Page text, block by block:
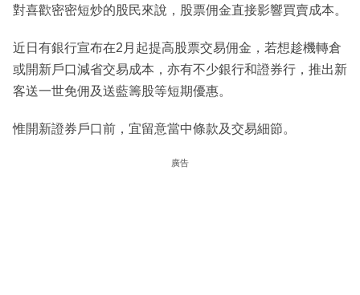
對喜歡密密短炒的股民來說，股票佣金直接影響買賣成本。
近日有銀行宣布在2月起提高股票交易佣金，若想趁機轉倉
或開新戶口減省交易成本，亦有不少銀行和證券行，推出新
客送一世免佣及送藍籌股等短期優惠。
惟開新證券戶口前，宜留意當中條款及交易細節。
廣告